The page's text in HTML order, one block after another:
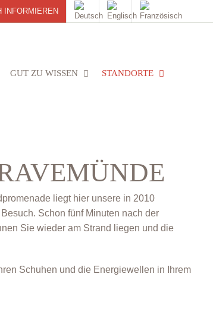
INFORMIEREN
GUT ZU WISSEN STANDORTE
liegt hier unsere in 2010
Schon fünf Minuten nach der
Sie wieder am Strand liegen und die
Schuhen und die Energiewellen in Ihrem